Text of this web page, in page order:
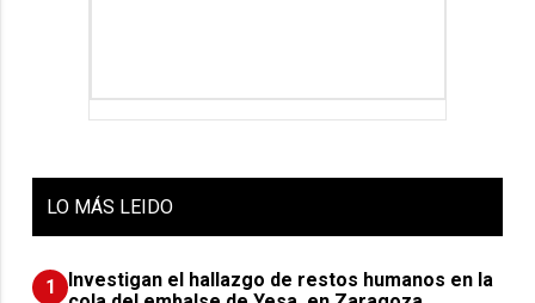
LO MÁS LEIDO
1
Investigan el hallazgo de restos humanos en la